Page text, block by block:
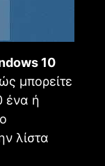
10
μπορείτε
ένα ή
λίστα